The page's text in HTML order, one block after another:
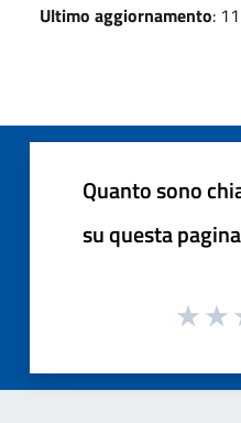
Ultimo aggiornamento:
Quanto sono
su questa